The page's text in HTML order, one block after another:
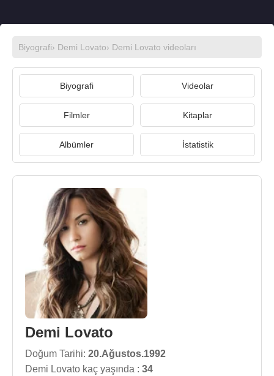
Biyografi› Demi Lovato› Demi Lovato videoları
Biyografi Videolar
Filmler Kitaplar
Albümler İstatistik
Demi Lovato
Doğum Tarihi: 20.Ağustos.1992
Demi Lovato kaç yaşında : 34